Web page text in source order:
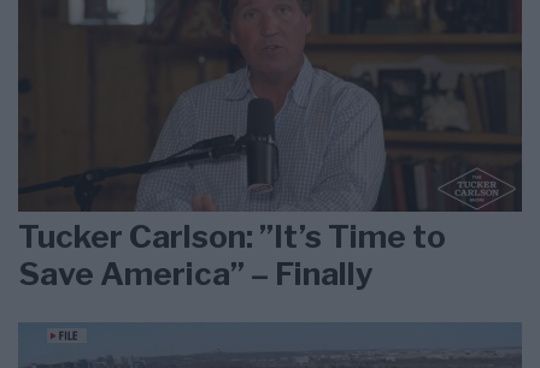
Tucker Carlson: ”It’s Time to
Save America” – Finally